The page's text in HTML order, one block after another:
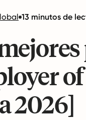
13 minutos de
2026]